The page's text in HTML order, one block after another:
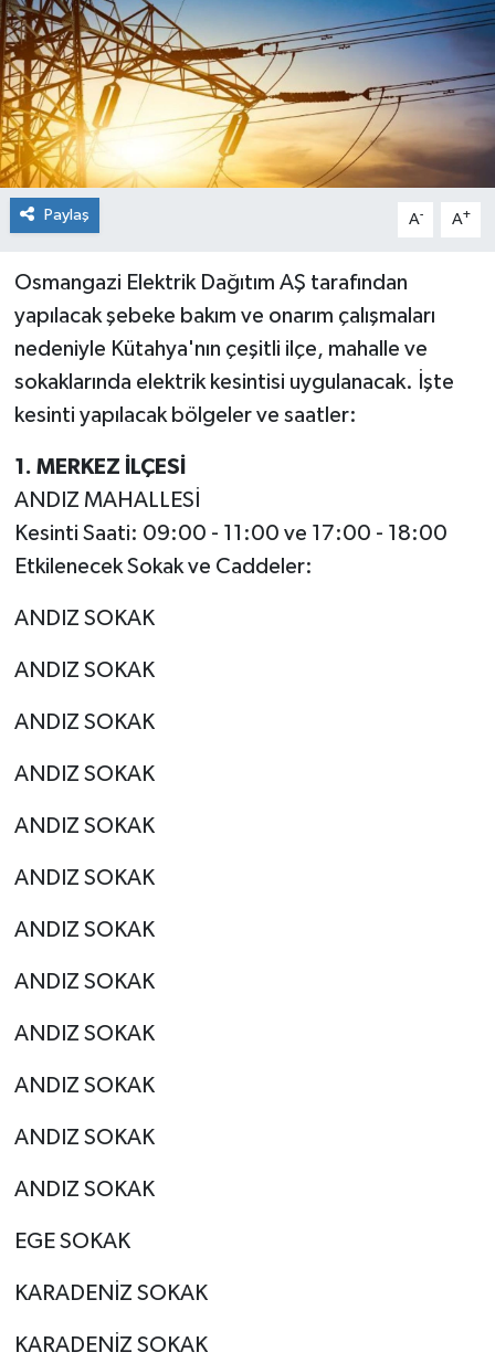
Paylaş A- A+
Osmangazi Elektrik Dağıtım AŞ tarafından
yapılacak şebeke bakım ve onarım çalışmaları
nedeniyle Kütahya'nın çeşitli ilçe, mahalle ve
sokaklarında elektrik kesintisi uygulanacak. İşte
kesinti yapılacak bölgeler ve saatler:
1. MERKEZ İLÇESİ
ANDIZ MAHALLESİ
Kesinti Saati: 09:00 - 11:00 ve 17:00 - 18:00
Etkilenecek Sokak ve Caddeler:
ANDIZ SOKAK
ANDIZ SOKAK
ANDIZ SOKAK
ANDIZ SOKAK
ANDIZ SOKAK
ANDIZ SOKAK
ANDIZ SOKAK
ANDIZ SOKAK
ANDIZ SOKAK
ANDIZ SOKAK
ANDIZ SOKAK
ANDIZ SOKAK
EGE SOKAK
KARADENİZ SOKAK
KARADENİZ SOKAK